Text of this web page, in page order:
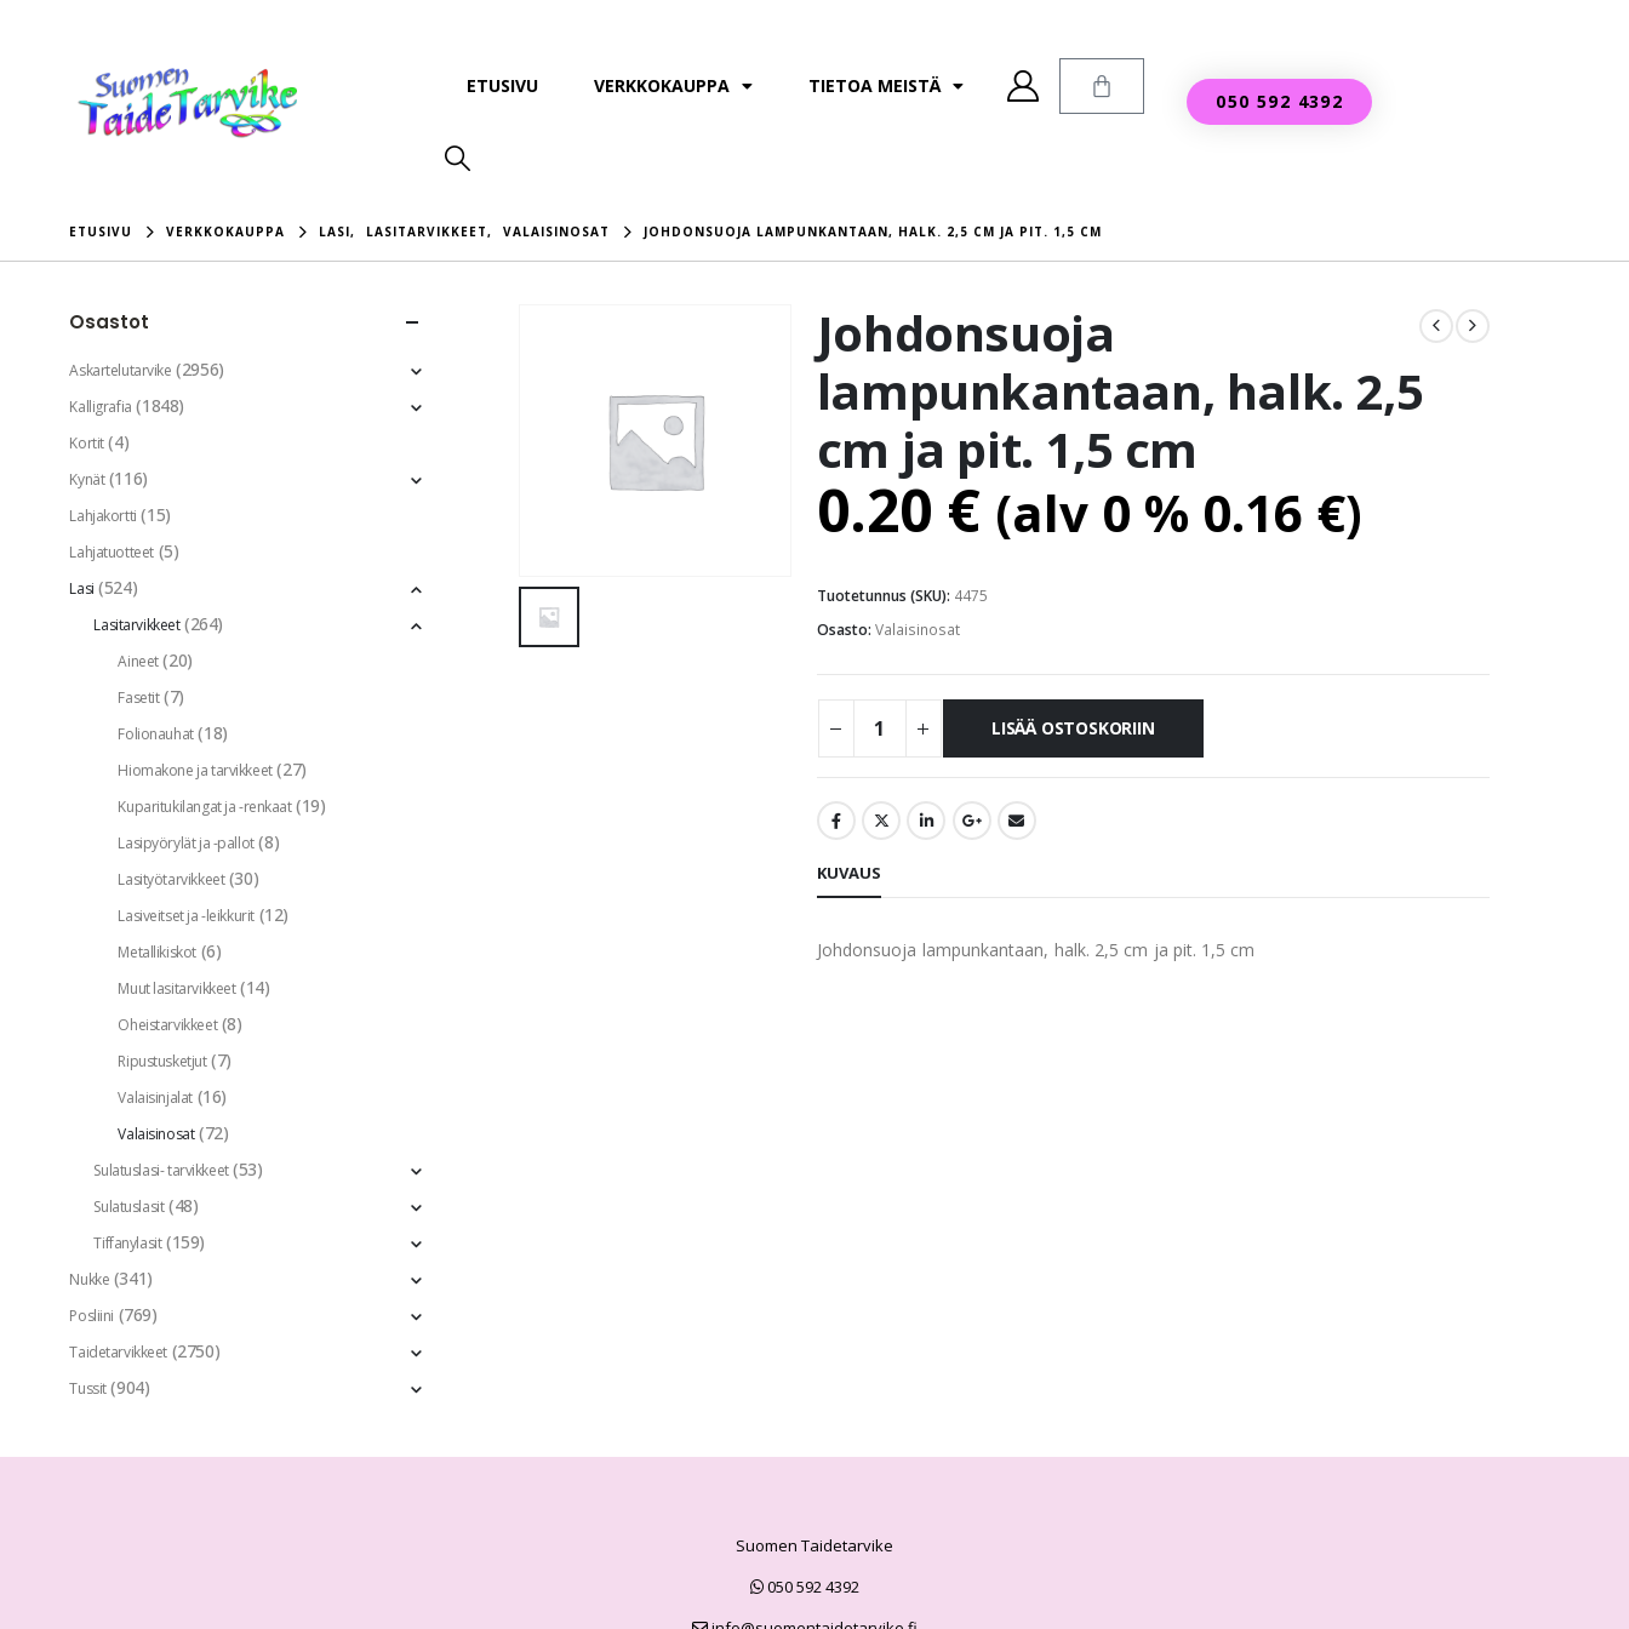
ETUSIVU VERKKOKAUPPA TIETOA MEISTÄ
050 592 4392
ETUSIVU VERKKOKAUPPA LASI, LASITARVIKKEET, VALAISINOSAT JOHDONSUOJA LAMPUNKANTAAN, HALK. 2,5 CM JA PIT. 1,5 CM
Johdonsuoja
lampunkantaan, halk. 2,5
cm ja pit. 1,5 cm
0.20 € (alv 0 % 0.16 €)
Tuotetunnus (SKU): 4475
Osasto: Valaisinosat
LISÄÄ OSTOSKORIIN
KUVAUS
Johdonsuoja lampunkantaan, halk. 2,5 cm ja pit. 1,5 cm
Osastot
Askartelutarvike (2956)
Kalligrafia (1848)
Kortit (4)
Kynät (116)
Lahjakortti (15)
Lahjatuotteet (5)
Lasi (524)
Lasitarvikkeet (264)
Aineet (20)
Fasetit (7)
Folionauhat (18)
Hiomakone ja tarvikkeet (27)
Kuparitukilangat ja -renkaat (19)
Lasipyörylät ja -pallot (8)
Lasityötarvikkeet (30)
Lasiveitset ja -leikkurit (12)
Metallikiskot (6)
Muut lasitarvikkeet (14)
Oheistarvikkeet (8)
Ripustusketjut (7)
Valaisinjalat (16)
Valaisinosat (72)
Sulatuslasi- tarvikkeet (53)
Sulatuslasit (48)
Tiffanylasit (159)
Nukke (341)
Posliini (769)
Taidetarvikkeet (2750)
Tussit (904)
Suomen Taidetarvike
050 592 4392